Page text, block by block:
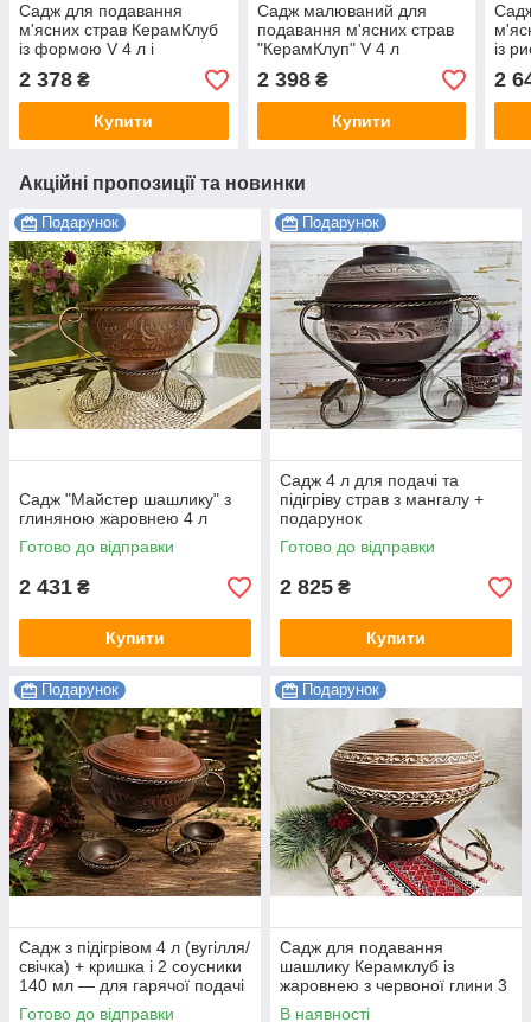
Садж для подавання
м'ясних страв КерамКлуб
із формою V 4 л і
соусниками V 150 мл
КерамКлуб
2 378 ₴
Купити
Садж малюваний для
подавання м'ясних страв
"КерамКлуп" V 4 л
2 398₴
Купити
із
3 л
мл
2
Акційні пропозиції та новинки
Подарунок
Садж "Майстер шашлику" з
глиняною жаровнею 4 л
Готово до відправки
2 431 ₴
Купити
Подарунок
Садж 4 л для подачі та
підігріву страв з мангалу +
подарунок
Готово до відправки
2 825 ₴
Купити
Подарунок
Садж з підігрівом 4 л (вугілля/
свічка) + кришка і 2 соусники
140 мл — для гарячої подачі
Готово до відправки
Подарунок
Садж для подавання
шашлику Керамклуб із
жаровнею з червоної глини 3
л
В наявності